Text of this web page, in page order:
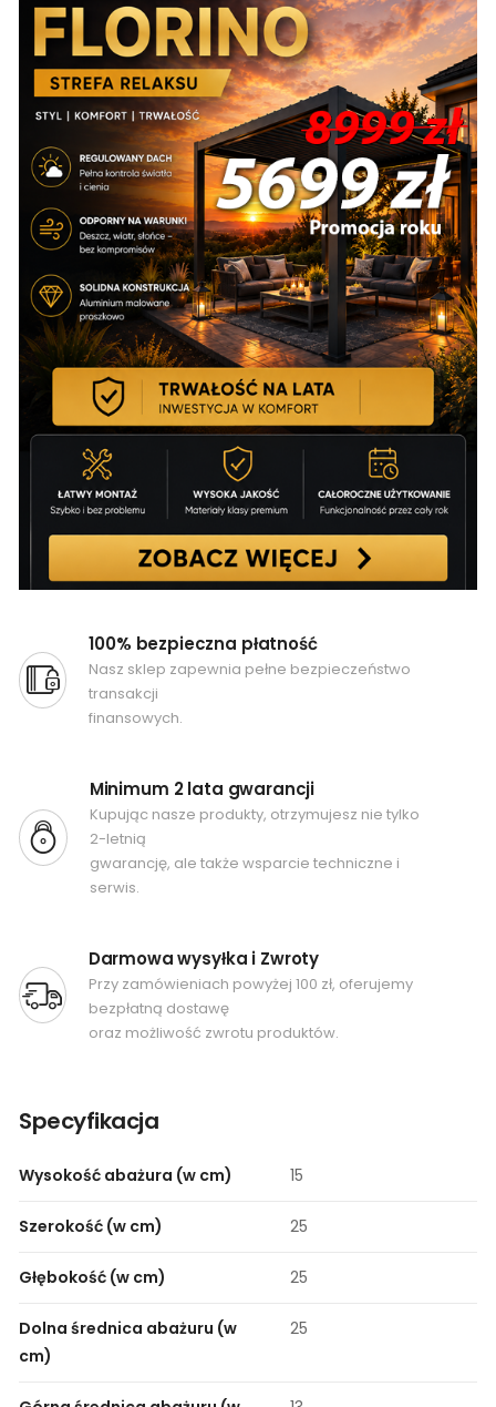
100% bezpieczna płatność
Nasz sklep zapewnia pełne bezpieczeństwo
transakcji
finansowych.
Minimum 2 lata gwarancji
Kupując nasze produkty, otrzymujesz nie tylko
2-letnią
gwarancję, ale także wsparcie techniczne i
serwis.
Darmowa wysyłka i Zwroty
Przy zamówieniach powyżej 100 zł, oferujemy
bezpłatną dostawę
oraz możliwość zwrotu produktów.
Specyfikacja
Wysokość abażura (w cm) 15
Szerokość (w cm) 25
Głębokość (w cm) 25
Dolna średnica abażuru (w
cm)
25